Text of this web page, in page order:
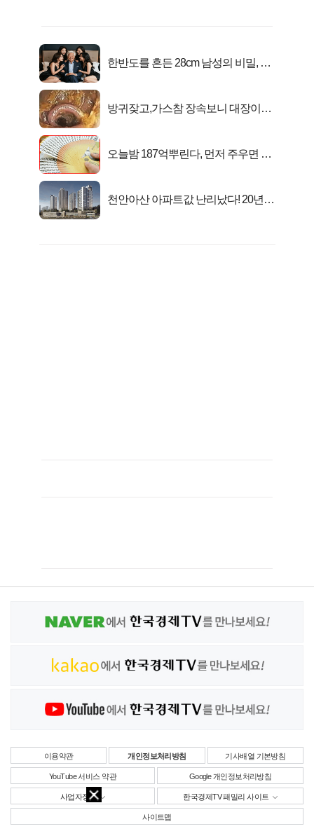
한반도를 흔든 28cm 남성의 비밀, 매
방귀잦고,가스참 장속보니 대장이아
오늘밤 187억뿌린다, 먼저 주우면 최
천안아산 아파트값 난리났다! 20년
이용약관 개인정보처리방침 기사배열 기본방침
YouTube 서비스 약관 Google 개인정보처리방침
사업자정보 한국경제TV 패밀리 사이트
사이트맵